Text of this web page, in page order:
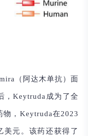
（阿达木单抗）面
，Keytruda成为了全
物，Keytruda在2023
美元。该药还获得了